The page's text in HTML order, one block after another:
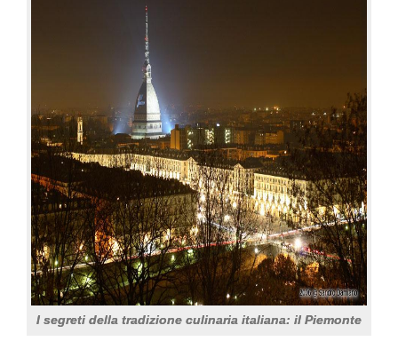
I segreti della tradizione culinaria italiana: il Piemonte